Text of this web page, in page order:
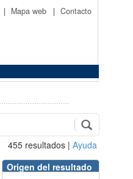
| Mapa web | Contacto
455 resultados | Ayuda
Origen del resultado